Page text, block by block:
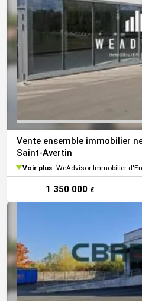
Vente ensemble immobilier
Saint-Avertin
Voir plus WeAdvisor Immobilier
1 350 000 €